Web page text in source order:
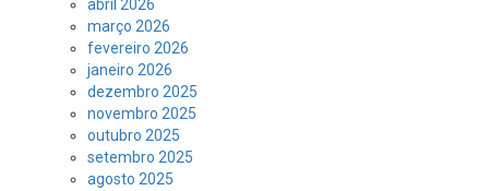
abril 2026
março 2026
fevereiro 2026
janeiro 2026
dezembro 2025
novembro 2025
outubro 2025
setembro 2025
agosto 2025